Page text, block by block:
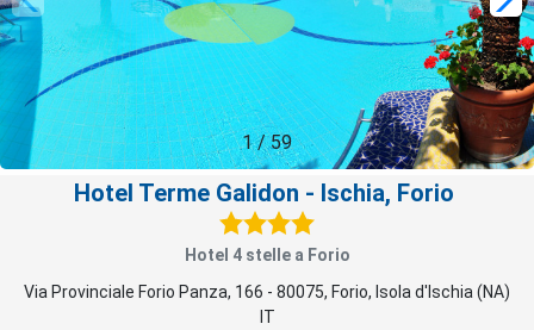
1/59
Hotel Terme Galidon - Ischia, Forio
Hotel 4 stelle a Forio
Via Provinciale Forio Panza, 166 - 80075, Forio, Isola d'Ischia (NA)
IT